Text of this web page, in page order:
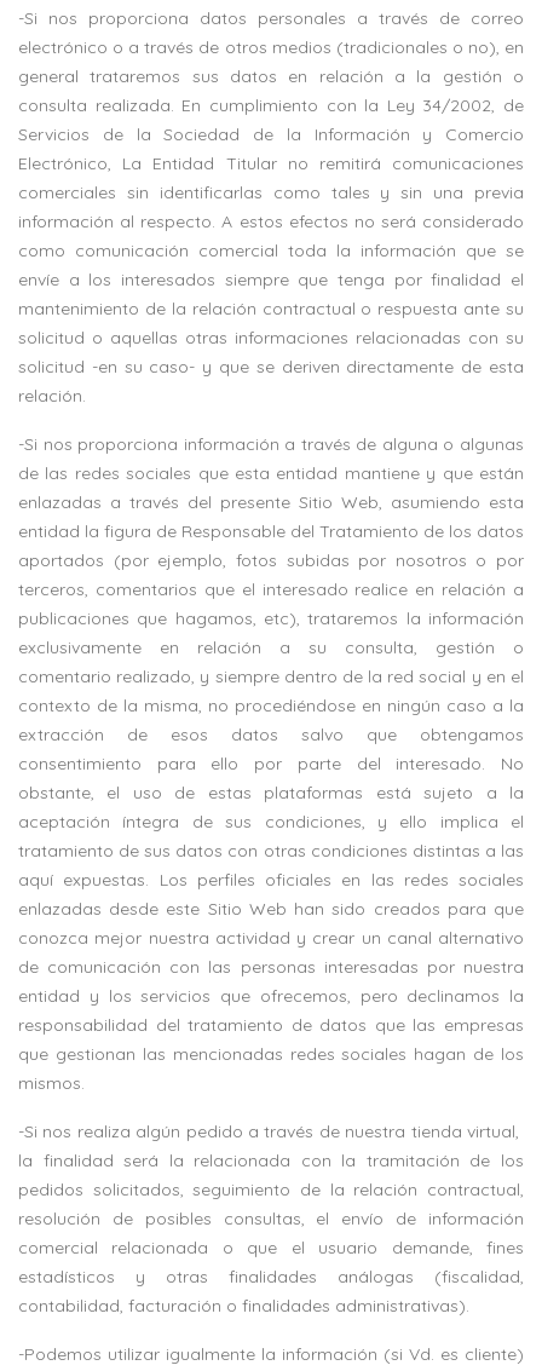
-Si nos proporciona datos personales a través de correo
electrónico o a través de otros medios (tradicionales o no), en
general trataremos sus datos en relación a la gestión o
consulta realizada. En cumplimiento con la Ley 34/2002, de
Servicios de la Sociedad de la Información y Comercio
Electrónico, La Entidad Titular no remitirá comunicaciones
comerciales sin identificarlas como tales y sin una previa
información al respecto. A estos efectos no será considerado
como comunicación comercial toda la información que se
envíe a los interesados siempre que tenga por finalidad el
mantenimiento de la relación contractual o respuesta ante su
solicitud o aquellas otras informaciones relacionadas con su
solicitud -en su caso- y que se deriven directamente de esta
relación.
-Si nos proporciona información a través de alguna o algunas
de las redes sociales que esta entidad mantiene y que están
enlazadas a través del presente Sitio Web, asumiendo esta
entidad la figura de Responsable del Tratamiento de los datos
aportados (por ejemplo, fotos subidas por nosotros o por
terceros, comentarios que el interesado realice en relación a
publicaciones que hagamos, etc), trataremos la información
exclusivamente en relación a su consulta, gestión o
comentario realizado, y siempre dentro de la red social y en el
contexto de la misma, no procediéndose en ningún caso a la
extracción de esos datos salvo que obtengamos
consentimiento para ello por parte del interesado. No
obstante, el uso de estas plataformas está sujeto a la
aceptación íntegra de sus condiciones, y ello implica el
tratamiento de sus datos con otras condiciones distintas a las
aquí expuestas. Los perfiles oficiales en las redes sociales
enlazadas desde este Sitio Web han sido creados para que
conozca mejor nuestra actividad y crear un canal alternativo
de comunicación con las personas interesadas por nuestra
entidad y los servicios que ofrecemos, pero declinamos la
responsabilidad del tratamiento de datos que las empresas
que gestionan las mencionadas redes sociales hagan de los
mismos.
-Si nos realiza algún pedido a través de nuestra tienda virtual,
la finalidad será la relacionada con la tramitación de los
pedidos solicitados, seguimiento de la relación contractual,
resolución de posibles consultas, el envío de información
comercial relacionada o que el usuario demande, fines
estadísticos y otras finalidades análogas (fiscalidad,
contabilidad, facturación o finalidades administrativas).
-Podemos utilizar igualmente la información (si Vd. es cliente)